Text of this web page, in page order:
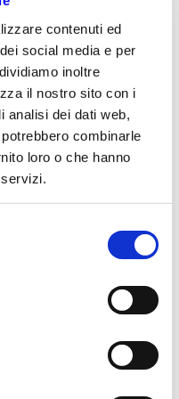
contenuti ed
social media e per
inoltre
il nostro sito con i
analisi dei dati web,
combinarle
loro o che hanno
Fabric, una nuova
gli analytics
unapiattaforma
che comprende
integration, data
analisi in tempo
e business
livello di expertise
le funzionalità in
a ogni livello per